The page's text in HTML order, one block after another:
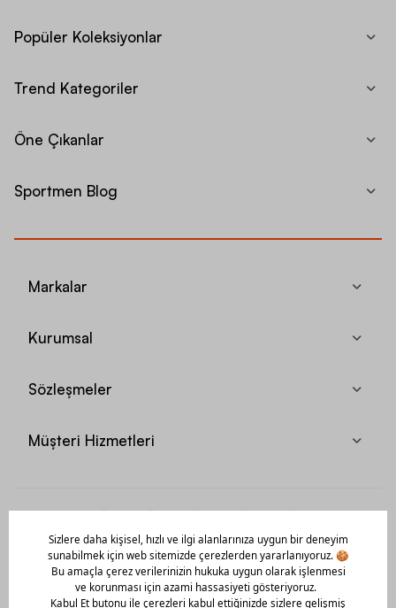
Popüler Koleksiyonlar
Trend Kategoriler
Öne Çıkanlar
Sportmen Blog
Markalar
Kurumsal
Sözleşmeler
Müşteri Hizmetleri
Mobil Uygulamamızı Hemen İndir!